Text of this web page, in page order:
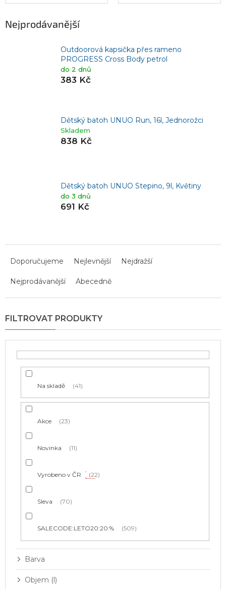
Nejprodávanější
Outdoorová kapsička přes rameno
PROGRESS Cross Body petrol
do 2 dnů
383 Kč
Dětský batoh UNUO Run, 16l, Jednorožci
Skladem
838 Kč
Dětský batoh UNUO Stepino, 9l, Květiny
do 3 dnů
691 Kč
p
r
o
Doporučujeme Nejlevnější Nejdražší
Nejprodávanější Abecedně
Na skladě 41
Akce 23
Novinka 11
Vyrobeno v ČR 22
Sleva 70
SALECODE:LETO20:20:% 509
Barva
Objem (l)